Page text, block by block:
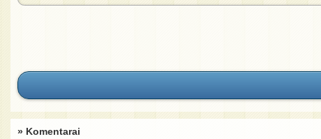
» Komentarai